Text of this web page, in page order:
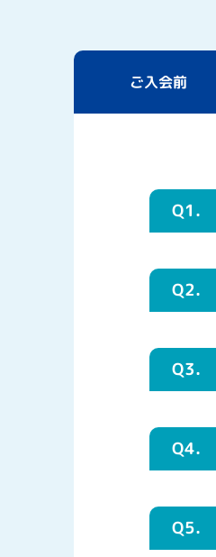
ご入会前
Q1.
Q2.
Q3.
Q4.
Q5.